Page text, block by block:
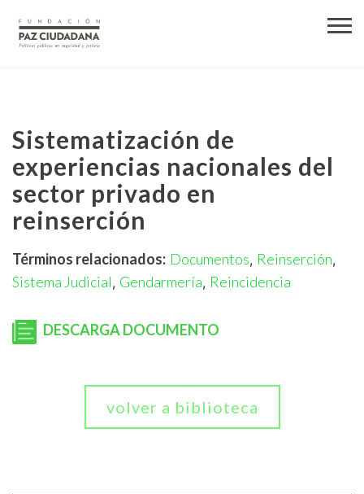
Sistematización de
experiencias nacionales del
sector privado en
reinserción
Términos relacionados: Documentos, Reinserción,
Sistema Judicial, Gendarmería, Reincidencia
DESCARGA DOCUMENTO
volver a biblioteca